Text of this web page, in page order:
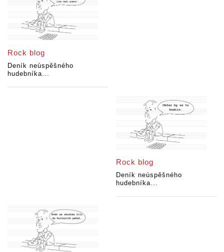
Rock blog
Deník neúspěšného
hudebníka...
Rock blog
Deník neúspěšného
hudebníka...